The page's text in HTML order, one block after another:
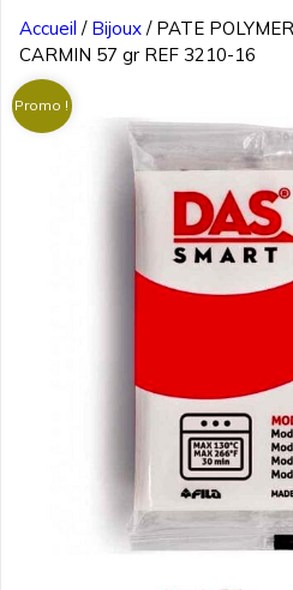
Accueil / Bijoux / PATE
CARMIN 57 gr REF 3210-16
Promo !